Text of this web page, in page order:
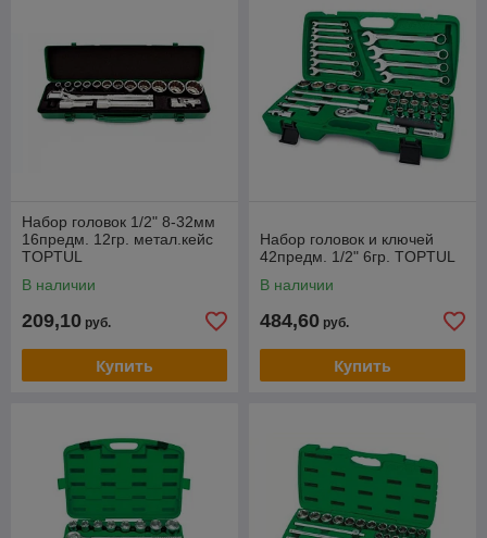
Набор головок 1/2" 8-32мм
16предм. 12гр. метал.кейс
TOPTUL
В наличии
209,10 руб.
Купить
Набор головок и ключей
42предм. 1/2" 6гр. TOPTUL
В наличии
484,60 руб.
Купить